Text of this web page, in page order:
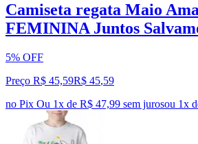
Camiseta regata Maio
FEMININA Juntos
5% OFF
Preço R$ 45,59R$ 45,59
no Pix Ou 1x de R$ 47,99 sem jurosou 1x